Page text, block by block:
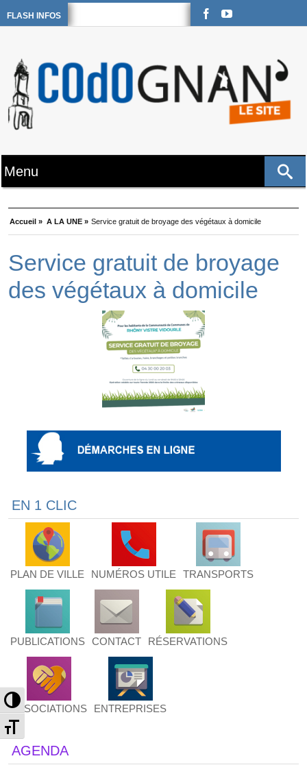
Passer en contraste élevé
Changer la taille de la police
FLASH INFOS
Accueil » A LA UNE » Service gratuit de broyage des végétaux à domicile
Service gratuit de broyage
des végétaux à domicile
EN 1 CLIC
PLAN DE VILLE NUMÉROS UTILE TRANSPORTS
PUBLICATIONS CONTACT RÉSERVATIONS
ASSOCIATIONS ENTREPRISES
AGENDA